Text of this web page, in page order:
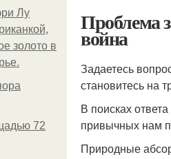
Лу
золото в
72
Проблема
война
Задаетесь
становитесь на
В поисках
привычных нам
Природные